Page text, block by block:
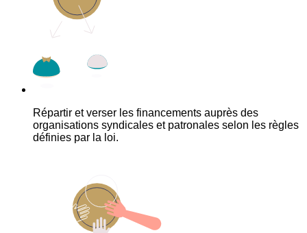
Répartir et verser les financements auprès des
organisations syndicales et patronales selon les règles
définies par la loi.